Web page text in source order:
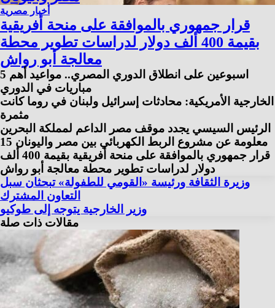
أخبار مصرية
قرار جمهوري بالموافقة على منحة أفريقية
بقيمة 400 ألف دولار لدراسات تطوير محطة
معالجة أبو رواش
اسبوعين على انطلاق الدوري المصري.. مواعيد أهم 5
مباريات في الدوري
الخارجية الأمريكية: محادثات إسرائيل ولبنان في روما كانت
مثمرة
الرئيس السيسي يجدد موقف مصر الداعم لمملكة البحرين
15 معلومة عن مشروع الربط الكهربائي بين مصر واليونان
قرار جمهوري بالموافقة على منحة أفريقية بقيمة 400 ألف
دولار لدراسات تطوير محطة معالجة أبو رواش
وزيرة الثقافة ورئيسة «القومي للطفولة» تبحثان سبل
التعاون المشترك
وزير الخارجية يتوجه إلى طوكيو
مقالات ذات صلة